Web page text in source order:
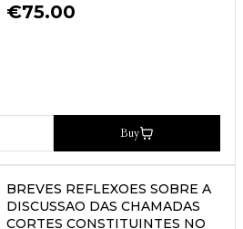
€75.00
Buy
BREVES REFLEXOES SOBRE A
DISCUSSAO DAS CHAMADAS
CORTES CONSTITUINTES NO